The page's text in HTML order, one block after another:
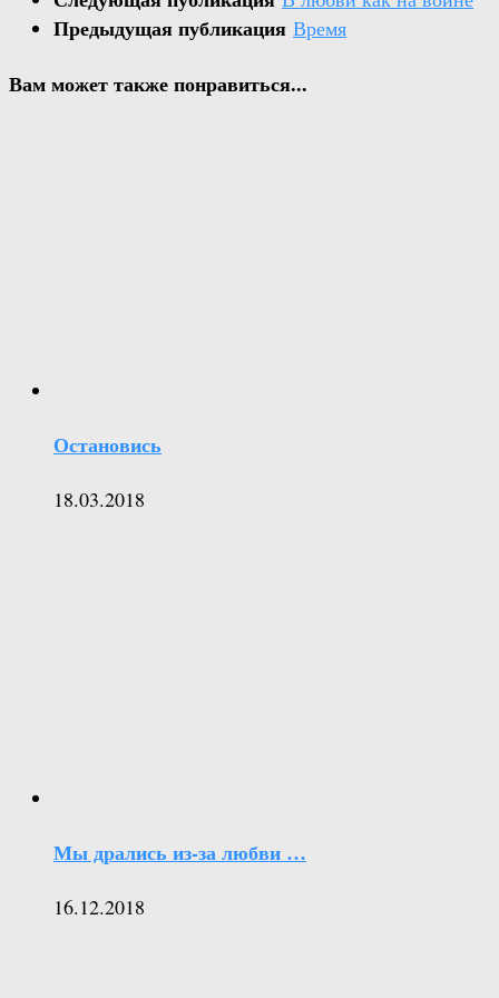
Предыдущая публикация Время
Вам может также понравиться...
Остановись
18.03.2018
Мы дрались из-за любви …
16.12.2018